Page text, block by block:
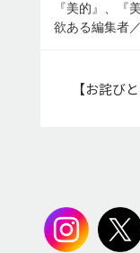
『美的』、『
欲ある編集者
【お詫び